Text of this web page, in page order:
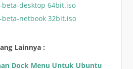
desktop 64bit.iso
netbook 32bit.iso
Lainnya :
Dock Menu Untuk Ubuntu